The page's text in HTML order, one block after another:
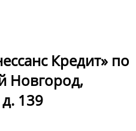
Кредит» по
Новгород,
139